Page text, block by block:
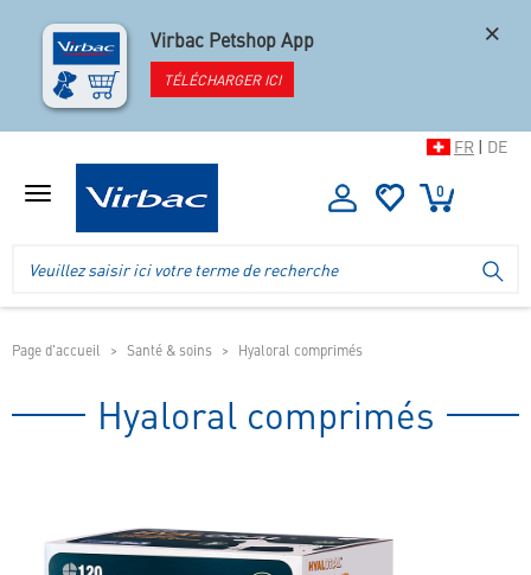
Virbac Petshop App
TÉLÉCHARGER ICI
×
FR | DE
Afficher
de
boutique
0
dans
l'en-
de
mobile
Page d'accueil Santé & soins Hyaloral comprimés
Hyaloral comprimés